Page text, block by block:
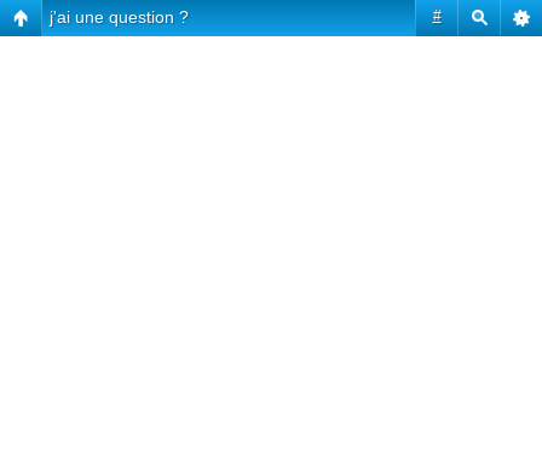
#
j'ai une question ?